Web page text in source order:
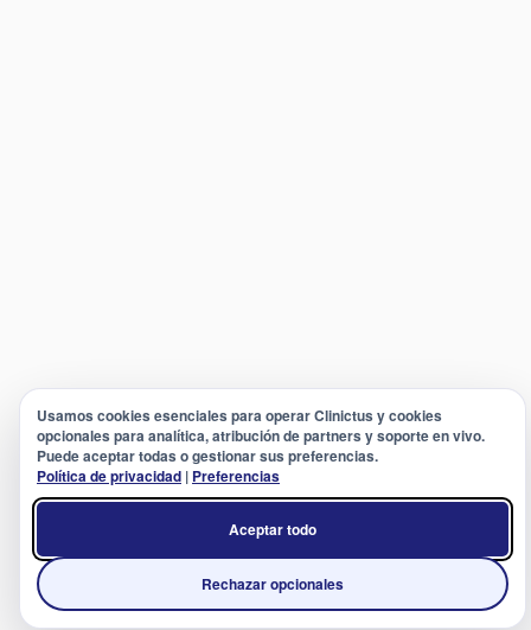
Usamos cookies esenciales para operar Clinictus y cookies
opcionales para analítica, atribución de partners y soporte en vivo.
Puede aceptar todas o gestionar sus preferencias.
Política de privacidad | Preferencias
Aceptar todo
Rechazar opcionales